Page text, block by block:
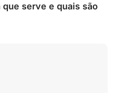
que serve e quais são